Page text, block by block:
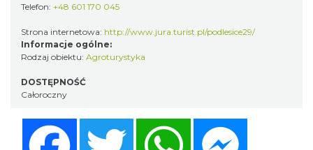
Telefon: +48 601 170 045
Strona internetowa: http://www.jura.turist.pl/podlesice29/
Informacje ogólne:
Rodzaj obiektu: Agroturystyka
DOSTĘPNOŚĆ
Całoroczny
Twitter